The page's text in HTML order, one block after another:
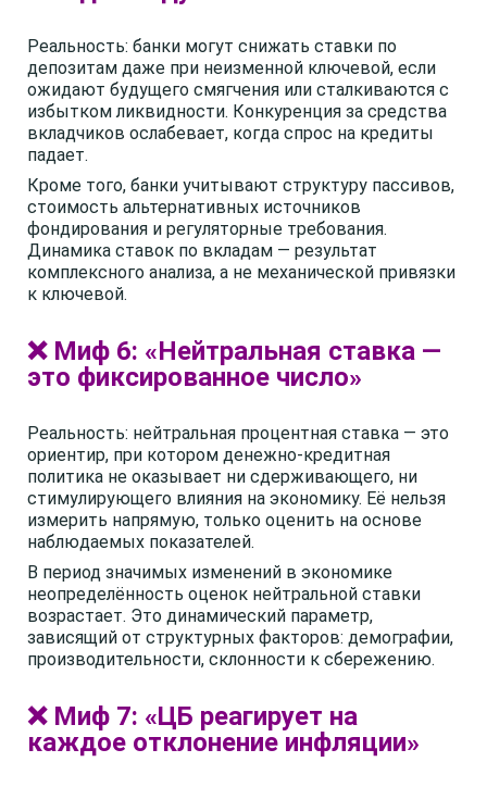
Реальность: банки могут снижать ставки по
депозитам даже при неизменной ключевой, если
ожидают будущего смягчения или сталкиваются с
избытком ликвидности. Конкуренция за средства
вкладчиков ослабевает, когда спрос на кредиты
падает.
Кроме того, банки учитывают структуру пассивов,
стоимость альтернативных источников
фондирования и регуляторные требования.
Динамика ставок по вкладам — результат
комплексного анализа, а не механической привязки
к ключевой.
❌ Миф 6: «Нейтральная ставка —
это фиксированное число»
Реальность: нейтральная процентная ставка — это
ориентир, при котором денежно-кредитная
политика не оказывает ни сдерживающего, ни
стимулирующего влияния на экономику. Её нельзя
измерить напрямую, только оценить на основе
наблюдаемых показателей.
В период значимых изменений в экономике
неопределённость оценок нейтральной ставки
возрастает. Это динамический параметр,
зависящий от структурных факторов: демографии,
производительности, склонности к сбережению.
❌ Миф 7: «ЦБ реагирует на
каждое отклонение инфляции»